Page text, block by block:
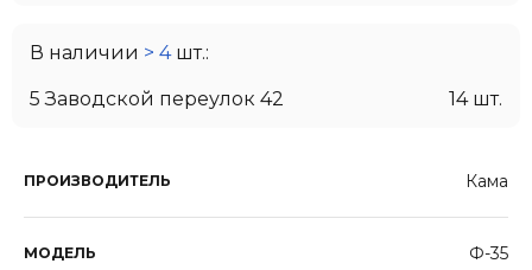
ПРОИЗВОДИТЕЛЬ Кама
МОДЕЛЬ Ф-35
В наличии > 4шт.:
5 Заводской переулок 42 14 шт.